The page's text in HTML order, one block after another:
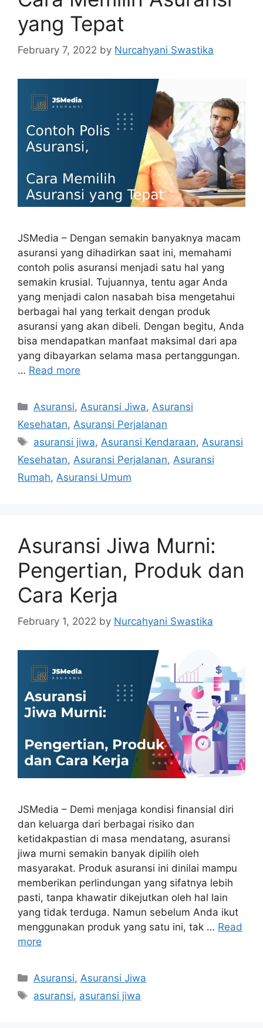
yang Tepat
February 7, 2022 by Nurcahyani Swastika
JSMedia – Dengan semakin banyaknya macam
asuransi yang dihadirkan saat ini, memahami
contoh polis asuransi menjadi satu hal yang
semakin krusial. Tujuannya, tentu agar Anda
yang menjadi calon nasabah bisa mengetahui
berbagai hal yang terkait dengan produk
asuransi yang akan dibeli. Dengan begitu, Anda
bisa mendapatkan manfaat maksimal dari apa
yang dibayarkan selama masa pertanggungan.
… Read more
Categories
Asuransi,Asuransi Jiwa,Asuransi
Kesehatan, Asuransi Perjalanan
Tags
asuransi jiwa,Asuransi Kendaraan,Asuransi
Kesehatan, Asuransi Perjalanan, Asuransi
Rumah, Asuransi Umum
Asuransi Jiwa Murni:
Pengertian, Produk dan
Cara Kerja
February 1, 2022 by Nurcahyani Swastika
JSMedia – Demi menjaga kondisi finansial diri
dan keluarga dari berbagai risiko dan
ketidakpastian di masa mendatang, asuransi
jiwa murni semakin banyak dipilih oleh
masyarakat. Produk asuransi ini dinilai mampu
memberikan perlindungan yang sifatnya lebih
pasti, tanpa khawatir dikejutkan oleh hal lain
yang tidak terduga. Namun sebelum Anda ikut
menggunakan produk yang satu ini, tak … Read
more
Categories
Asuransi, Asuransi Jiwa
Tags
asuransi, asuransi jiwa